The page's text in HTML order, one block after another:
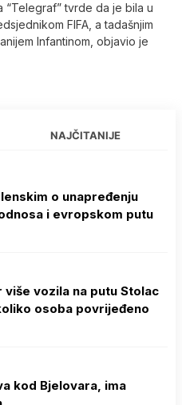
tvrde da je bila u
FIFA, a tadašnjim
Infantinom, objavio je
NAJČITANIJE
o unapređenju
i evropskom putu
više vozila na putu Stolac
osoba povrijeđeno
kod Bjelovara, ima